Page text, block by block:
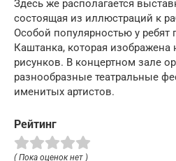
Здесь же располагается
состоящая из иллюстраций к
Особой популярностью у ребят
Каштанка, которая изображена
рисунков. В концертном зале
разнообразные театральные
именитых артистов.
Рейтинг
( Пока оценок нет )